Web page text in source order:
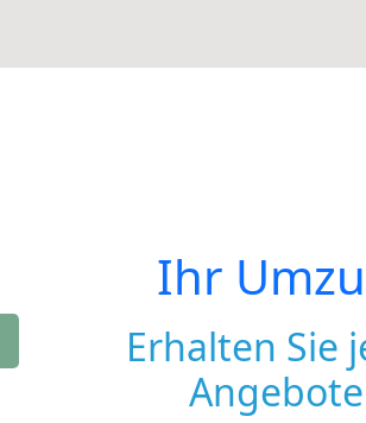
Ihr
Erhalten Sie
Angebote